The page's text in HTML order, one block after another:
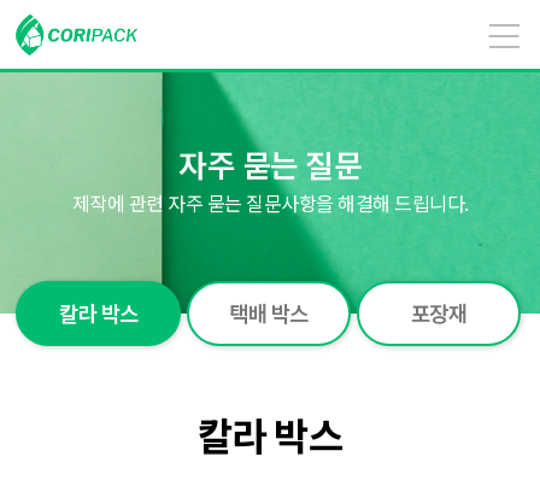
자주 묻는 질문
제작에 관련 자주 묻는 질문사항을 해결해 드립니다.
칼라 박스 택배 박스 포장재
칼라 박스